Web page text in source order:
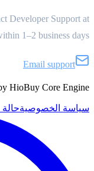
Developer Support at
1–2 business days
Email support
HioBuy Core Engine
سياسة الخصوصية